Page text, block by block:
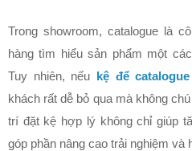
Trong showroom, catalogue là
hàng tìm hiểu sản phẩm một
Tuy nhiên, nếu
kệ để catalogue
khách rất dễ bỏ qua mà không
trí đặt kệ hợp lý không chỉ giúp
góp phần nâng cao trải nghiệm và